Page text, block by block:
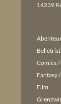
14239
Comics
Fantasy
Film